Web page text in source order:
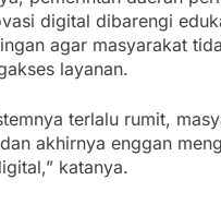
digital dibarengi
agar masyarakat
layanan.
terlalu rumit,
akhirnya enggan
katanya.